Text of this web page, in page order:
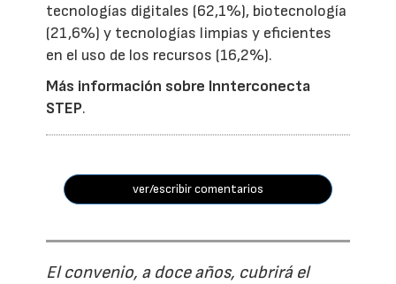
tecnologías digitales (62,1%), biotecnología
(21,6%) y tecnologías limpias y eficientes
en el uso de los recursos (16,2%).
Más información sobre Innterconecta
STEP.
ver/escribir comentarios
El convenio, a doce años, cubrirá el